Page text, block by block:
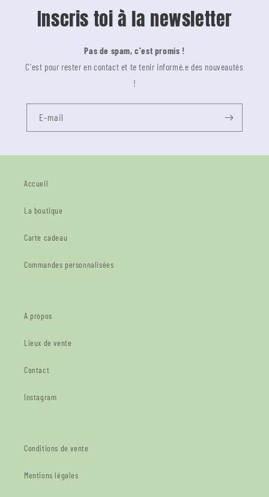
Inscris toi à la newsletter
Pas de spam, c'est promis !
C'est pour rester en contact et te tenir informé.e des nouveautés
!
E-mail
Accueil
La boutique
Carte cadeau
Commandes personnalisées
A propos
Lieux de vente
Contact
Instagram
Conditions de vente
Mentions légales